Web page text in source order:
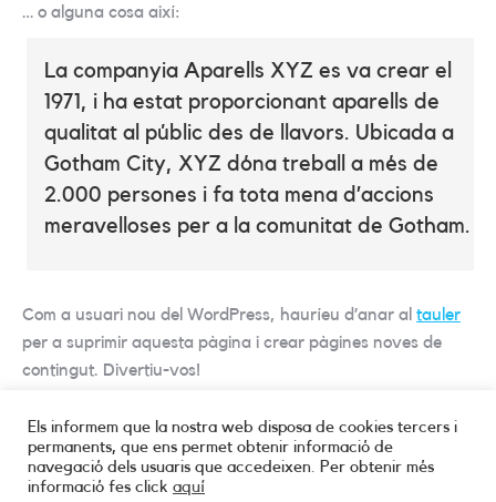
… o alguna cosa així:
La companyia Aparells XYZ es va crear el
1971, i ha estat proporcionant aparells de
qualitat al públic des de llavors. Ubicada a
Gotham City, XYZ dóna treball a més de
2.000 persones i fa tota mena d’accions
meravelloses per a la comunitat de Gotham.
Com a usuari nou del WordPress, hauríeu d’anar al tauler
per a suprimir aquesta pàgina i crear pàgines noves de
contingut. Divertiu-vos!
Search:
Els informem que la nostra web disposa de cookies tercers i
permanents, que ens permet obtenir informació de
navegació dels usuaris que accedeixen. Per obtenir més
informació fes click aquí